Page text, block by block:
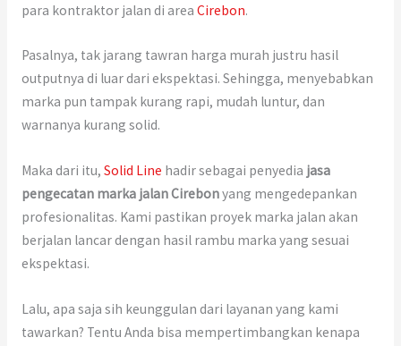
para kontraktor jalan di area Cirebon.
Pasalnya, tak jarang tawran harga murah justru hasil
outputnya di luar dari ekspektasi. Sehingga, menyebabkan
marka pun tampak kurang rapi, mudah luntur, dan
warnanya kurang solid.
Maka dari itu, Solid Line hadir sebagai penyedia jasa
pengecatan marka jalan Cirebonyang mengedepankan
profesionalitas. Kami pastikan proyek marka jalan akan
berjalan lancar dengan hasil rambu marka yang sesuai
ekspektasi.
Lalu, apa saja sih keunggulan dari layanan yang kami
tawarkan? Tentu Anda bisa mempertimbangkan kenapa